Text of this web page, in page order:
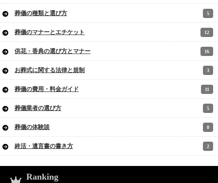
葬儀の種類と選び方 5
葬儀のマナーとエチケット 12
供花・香典の選び方とマナー 16
お葬式に関する法律と規制 3
葬儀の費用・料金ガイド 11
葬儀業者の選び方 5
葬儀の体験談 8
終活・遺言書の書き方 2
Ranking